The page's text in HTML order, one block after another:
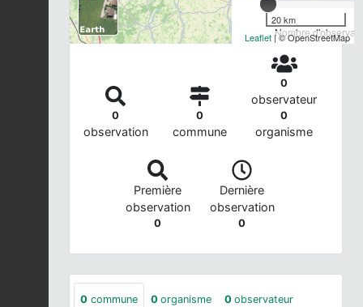
Nombre
20 km
Leaflet | © OpenStreetMap
0
observation
0
commune
0
observateur
0
organisme
Première
observation
0
Dernière
observation
0
0 commune 0 organisme 0 observateur